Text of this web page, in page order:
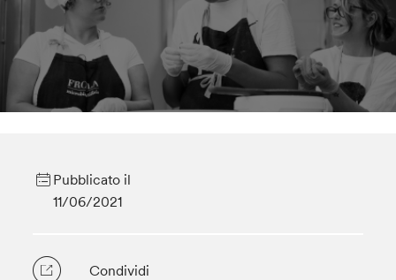
Pubblicato il
11/06/2021
Condividi